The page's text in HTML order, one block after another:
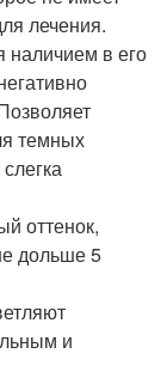
лечения.
наличием в его
темных
оттенок,
дольше 5
и